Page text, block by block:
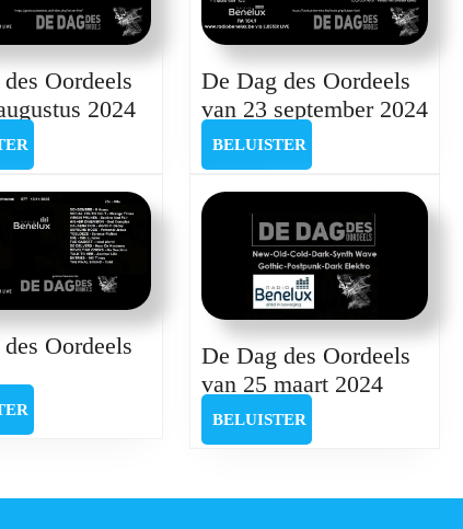
Oordeels
2024De
Oordeels
van
2024
De Dag des Oordeels
van 23 september 2024De
van
2024
BELUISTERBELUISTER
Oordeels
De Dag des Oordeels
van 25 maart 2024De
van
BELUISTERBELUISTER